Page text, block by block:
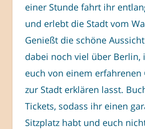
einer Stunde fahrt ihr
und erlebt die Stadt vom
Genießt die schöne
dabei noch viel über Berlin,
euch von einem erfahrenen
zur Stadt erklären lasst.
Tickets, sodass ihr einen
Sitzplatz habt und euch